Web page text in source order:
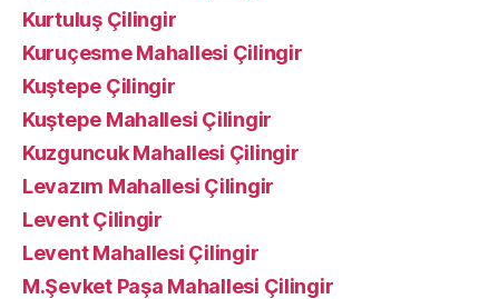
Kurtuluş Çilingir
Kuruçesme Mahallesi Çilingir
Kuştepe Çilingir
Kuştepe Mahallesi Çilingir
Kuzguncuk Mahallesi Çilingir
Levazım Mahallesi Çilingir
Levent Çilingir
Levent Mahallesi Çilingir
M.Şevket Paşa Mahallesi Çilingir